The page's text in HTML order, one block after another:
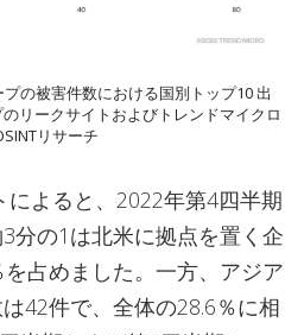
の被害件数における国別トップ10 出
リークサイトおよびトレンドマイクロ
リサーチ
によると、2022年第4四半期
分の1は北米に拠点を置く企
占めました。一方、アジア
42件で、全体の28.6％に相